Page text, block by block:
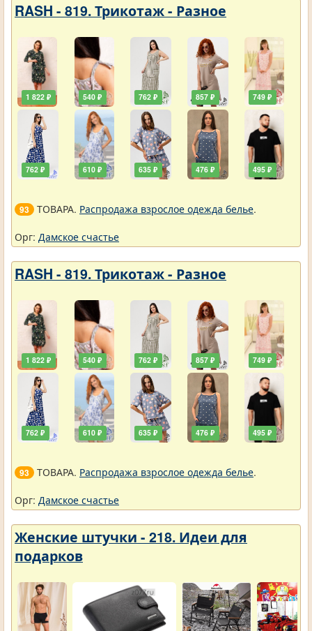
RASH - 819. Трикотаж - Разное
1 822 ₽
762 ₽
540 ₽
610 ₽
762 ₽
635 ₽
857 ₽
476 ₽
749 ₽
495 ₽
93 ТОВАРА. Распродажа взрослое одежда белье.
Орг: Дамское счастье
RASH - 819. Трикотаж - Разное
1 822 ₽
762 ₽
540 ₽
610 ₽
762 ₽
635 ₽
857 ₽
476 ₽
749 ₽
495 ₽
93 ТОВАРА. Распродажа взрослое одежда белье.
Орг: Дамское счастье
Женские штучки - 218. Идеи для
подарков